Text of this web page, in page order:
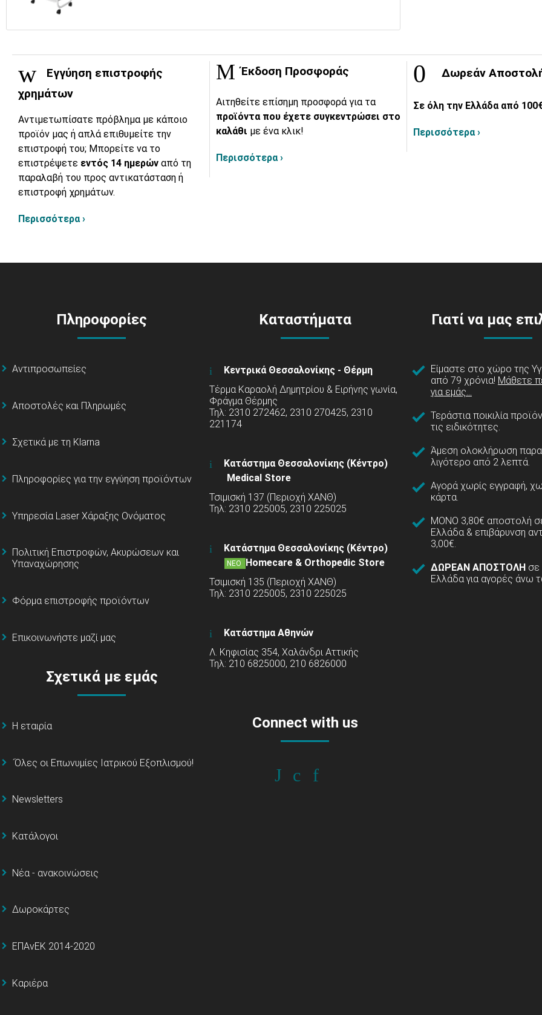
Εγγύηση επιστροφής
χρημάτων
Αντιμετωπίσατε πρόβλημα με κάποιο
προϊόν μας ή απλά επιθυμείτε την
επιστροφή του; Μπορείτε να το
επιστρέψετε εντός 14 ημερών από τη
παραλαβή του προς αντικατάσταση ή
επιστροφή χρημάτων.
Περισσότερα ›
Έκδοση Προσφοράς
Αιτηθείτε επίσημη προσφορά για τα
προϊόντα που έχετε συγκεντρώσει στο
καλάθι με ένα κλικ!
Περισσότερα ›
Δωρεάν
Σε όλη την Ελλάδα από
Περισσότερα ›
Πληροφορίες
Αντιπροσωπείες
Αποστολές και Πληρωμές
Σχετικά με τη Klarna
Πληροφορίες για την εγγύηση προϊόντων
Υπηρεσία Laser Χάραξης Ονόματος
Πολιτική Επιστροφών, Ακυρώσεων και
Υπαναχώρησης
Φόρμα επιστροφής προϊόντων
Επικοινωνήστε μαζί μας
Σχετικά με εμάς
Η εταιρία
΄Όλες οι Επωνυμίες Ιατρικού Εξοπλισμού!
Newsletters
Κατάλογοι
Νέα - ανακοινώσεις
Δωροκάρτες
ΕΠΑνΕΚ 2014-2020
Καριέρα
Καταστήματα
Κεντρικά Θεσσαλονίκης - Θέρμη
Τέρμα Καραολή Δημητρίου & Ειρήνης γωνία,
Φράγμα Θέρμης
Τηλ: 2310 272462, 2310 270425, 2310
221174
Κατάστημα Θεσσαλονίκης (Κέντρο)
Medical Store
Τσιμισκή 137 (Περιοχή ΧΑΝΘ)
Τηλ: 2310 225005, 2310 225025
Κατάστημα Θεσσαλονίκης (Κέντρο)
ΝΕΟ
Homecare & Orthopedic Store
Τσιμισκή 135 (Περιοχή ΧΑΝΘ)
Τηλ: 2310 225005, 2310 225025
Κατάστημα Αθηνών
Λ. Κηφισίας 354, Χαλάνδρι Αττικής
Τηλ: 210 6825000, 210 6826000
Connect with us
Γιατί να μας
Είμαστε στο χώρο της
από 79 χρόνια! Μάθετε
για εμάς...
Τεράστια ποικιλία
τις ειδικότητες.
Άμεση ολοκλήρωση
λιγότερο από 2 λεπτά.
Αγορά χωρίς εγγραφή,
κάρτα.
ΜΟΝΟ 3,80€ αποστολή
Ελλάδα & επιβάρυνση
3,00€.
ΔΩΡΕΑΝ ΑΠΟΣΤΟΛΗ σε
Ελλάδα για αγορές άνω